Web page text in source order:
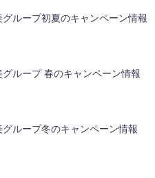
グループ初夏のキャンペーン情報
グループ 春のキャンペーン情報
グループ冬のキャンペーン情報